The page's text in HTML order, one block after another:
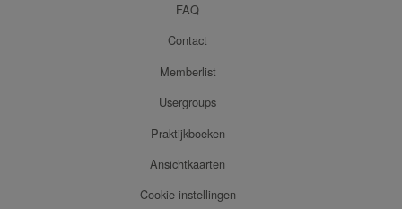
FAQ
Contact
Memberlist
Usergroups
Praktijkboeken
Ansichtkaarten
Cookie instellingen